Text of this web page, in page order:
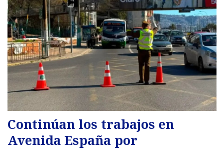
Continúan los trabajos en
Avenida España por